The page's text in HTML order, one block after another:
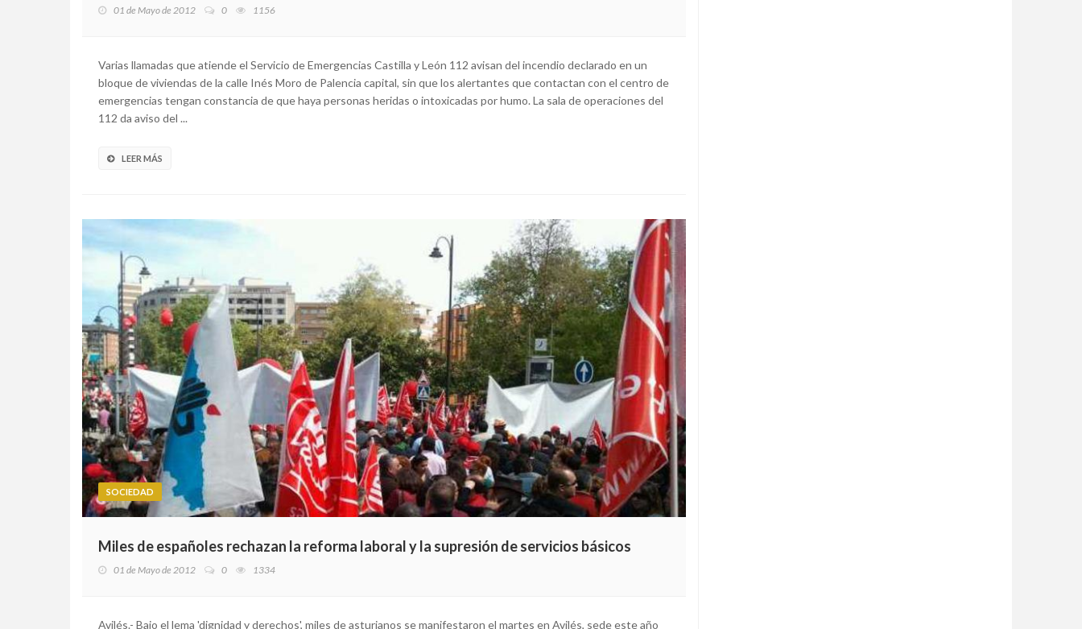
01 de Mayo de 2012 0 1156
Varias llamadas que atiende el Servicio de Emergencias Castilla y León 112 avisan del incendio declarado en un
bloque de viviendas de la calle Inés Moro de Palencia capital, sin que los alertantes que contactan con el centro de
emergencias tengan constancia de que haya personas heridas o intoxicadas por humo. La sala de operaciones del
112 da aviso del ...
LEER MÁS
SOCIEDAD
Miles de españoles rechazan la reforma laboral y la supresión de servicios básicos
01 de Mayo de 2012 0 1334
Avilés.- Bajo el lema 'dignidad y derechos', miles de asturianos se manifestaron el martes en Avilés, sede este año